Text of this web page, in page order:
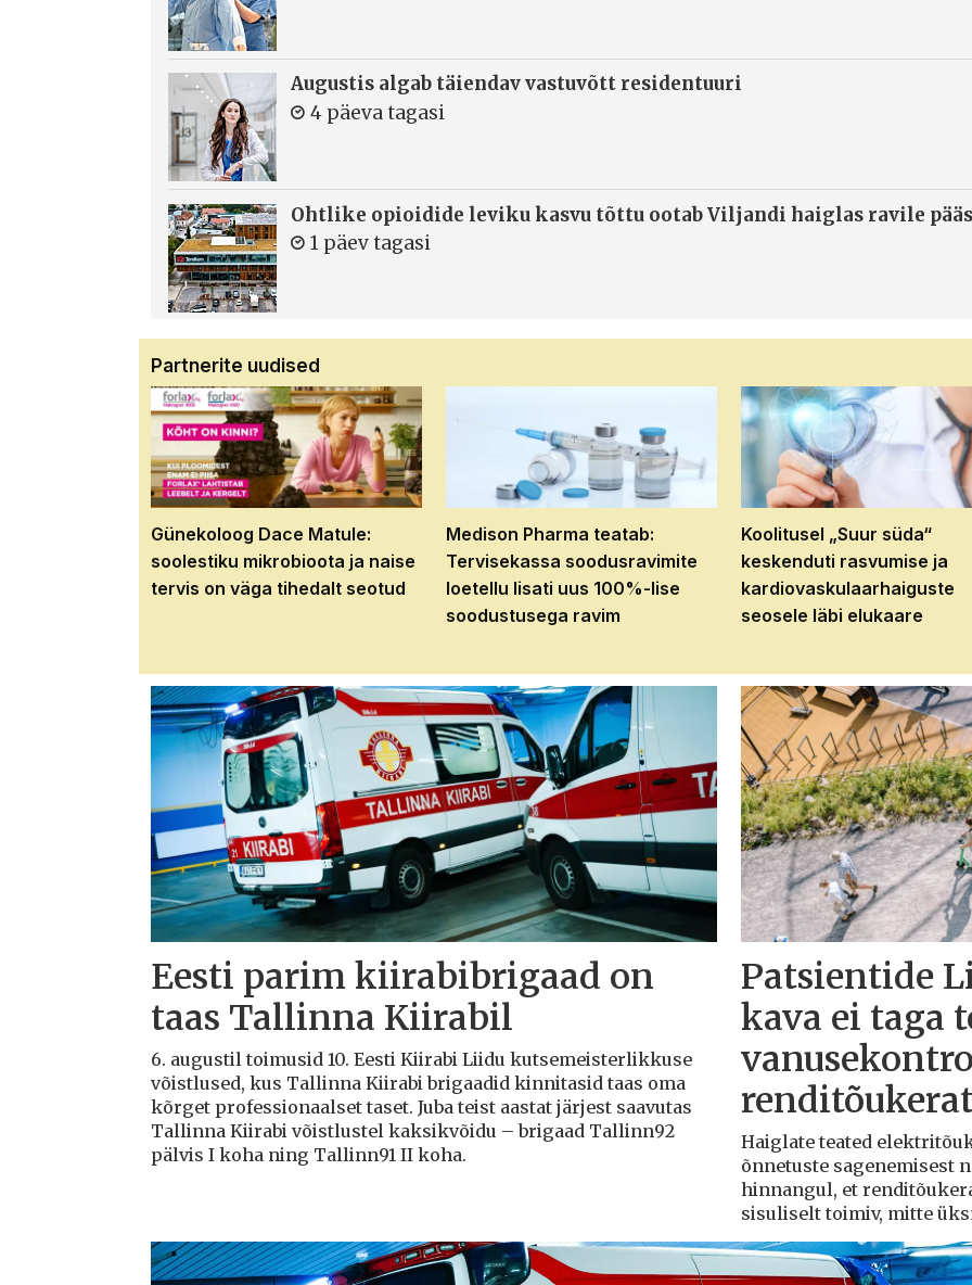
Augustis algab täiendav vastuvõtt residentuuri
4 päeva tagasi
Ohtlike opioidide leviku kasvu tõttu ootab Viljandi haiglas ravile
1 päev tagasi
Partnerite uudised
Günekoloog Dace Matule:
soolestiku mikrobioota ja naise
tervis on väga tihedalt seotud
Medison Pharma teatab:
Tervisekassa soodusravimite
loetellu lisati uus 100%-lise
soodustusega ravim
Koolitusel „Suur süda“
keskenduti rasvumise ja
kardiovaskulaarhaiguste
seosele läbi elukaare
Eesti parim kiirabibrigaad on
taas Tallinna Kiirabil
6. augustil toimusid 10. Eesti Kiirabi Liidu kutsemeisterlikkuse
võistlused, kus Tallinna Kiirabi brigaadid kinnitasid taas oma
kõrget professionaalset taset. Juba teist aastat järjest saavutas
Tallinna Kiirabi võistlustel kaksikvõidu – brigaad Tallinn92
pälvis I koha ning Tallinn91 II koha.
Patsientide
kava ei taga
Haiglate teated
õnnetuste sagenemisest
hinnangul, et
sisuliselt toimiv, mitte